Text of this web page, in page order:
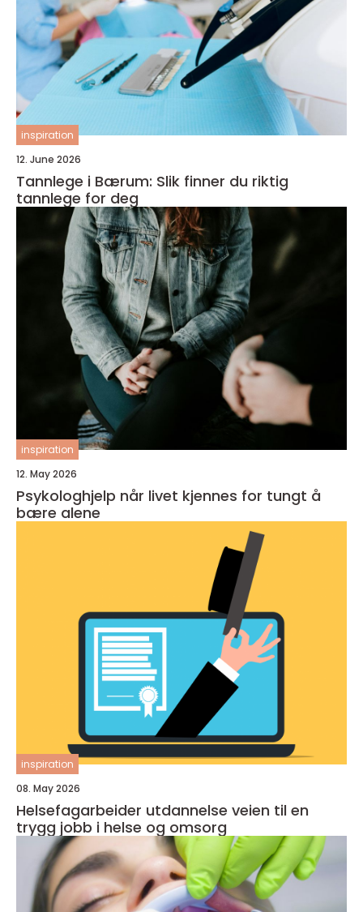
inspiration
12. June 2026
Tannlege i Bærum: Slik finner du riktig
tannlege for deg
inspiration
12. May 2026
Psykologhjelp når livet kjennes for tungt å
bære alene
inspiration
08. May 2026
Helsefagarbeider utdannelse veien til en
trygg jobb i helse og omsorg